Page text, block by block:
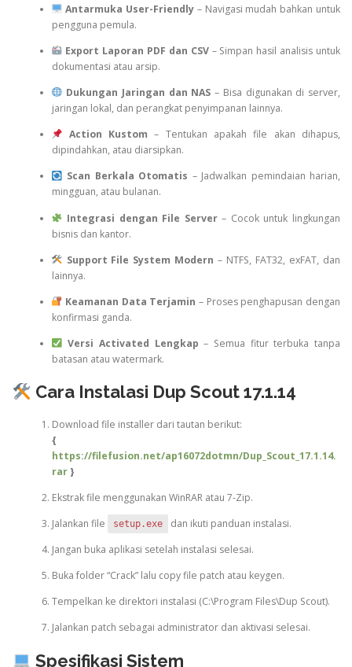
Antarmuka User-Friendly – Navigasi mudah bahkan untuk
pengguna pemula.
Export Laporan PDF dan CSV– Simpan hasil analisis untuk
dokumentasi atau arsip.
Dukungan Jaringan dan NAS – Bisa digunakan di server,
jaringan lokal, dan perangkat penyimpanan lainnya.
Action Kustom – Tentukan apakah file akan dihapus,
dipindahkan, atau diarsipkan.
Scan Berkala Otomatis – Jadwalkan pemindaian harian,
mingguan, atau bulanan.
Integrasi dengan File Server– Cocok untuk lingkungan
bisnis dan kantor.
Support File System Modern – NTFS, FAT32, exFAT, dan
lainnya.
Keamanan Data Terjamin – Proses penghapusan dengan
konfirmasi ganda.
Versi Activated Lengkap – Semua fitur terbuka tanpa
batasan atau watermark.
Cara Instalasi Dup Scout 17.1.14
Download file installer dari tautan berikut:
{
https://filefusion.net/ap16072dotmn/Dup_Scout_17.1.14.
rar}
Ekstrak file menggunakan WinRAR atau 7-Zip.
Jalankan file
setup.exe
dan ikuti panduan instalasi.
Jangan buka aplikasi setelah instalasi selesai.
Buka folder “Crack” lalu copy file patch atau keygen.
Tempelkan ke direktori instalasi (C:\Program Files\Dup Scout).
Jalankan patch sebagai administrator dan aktivasi selesai.
Spesifikasi Sistem